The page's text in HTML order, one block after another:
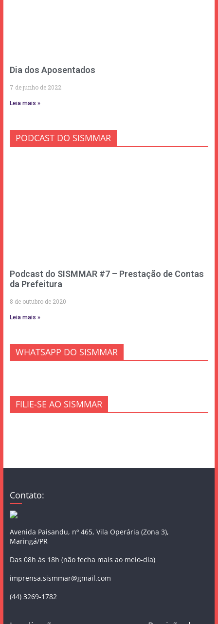
Dia dos Aposentados
7 de junho de 2022
Leia mais »
PODCAST DO SISMMAR
Podcast do SISMMAR #7 – Prestação de Contas
da Prefeitura
8 de outubro de 2020
Leia mais »
WHATSAPP DO SISMMAR
FILIE-SE AO SISMMAR
Contato:
Avenida Paisandu, nº 465, Vila Operária (Zona 3),
Maringá/PR
Das 08h às 18h (não fecha mais ao meio-dia)
imprensa.sismmar@gmail.com
(44) 3269-1782